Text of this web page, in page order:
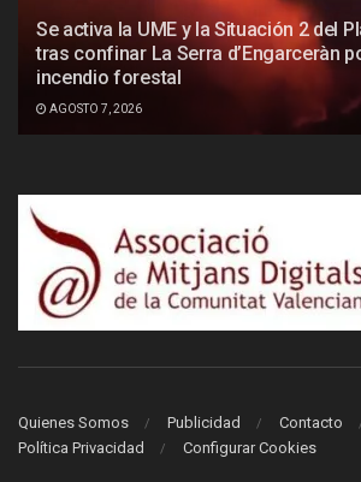
Se activa la UME y la Situación 2 del
tras confinar La Serra d’Engarceràn
incendio forestal
AGOSTO 7, 2026
Quienes Somos Publicidad Contacto
Política Privacidad
Configurar Cookies